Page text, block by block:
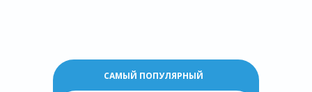
САМЫЙ ПОПУЛЯРНЫЙ